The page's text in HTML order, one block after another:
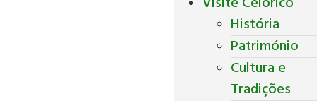
História
Património
Cultura e
Tradições